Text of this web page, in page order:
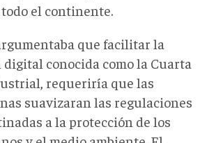
el continente.
que facilitar la
conocida como la Cuarta
requeriría que las
suavizaran las regulaciones
a la protección de los